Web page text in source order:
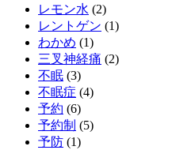
レモン水 (2)
レントゲン (1)
わかめ (1)
三叉神経痛 (2)
不眠 (3)
不眠症 (4)
予約 (6)
予約制 (5)
予防 (1)